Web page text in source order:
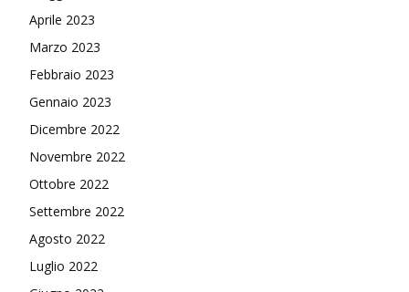
Aprile 2023
Marzo 2023
Febbraio 2023
Gennaio 2023
Dicembre 2022
Novembre 2022
Ottobre 2022
Settembre 2022
Agosto 2022
Luglio 2022